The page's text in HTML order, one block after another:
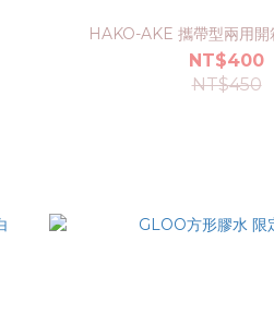
HAKO-AKE 攜帶型兩用開
NT$400
NT$450